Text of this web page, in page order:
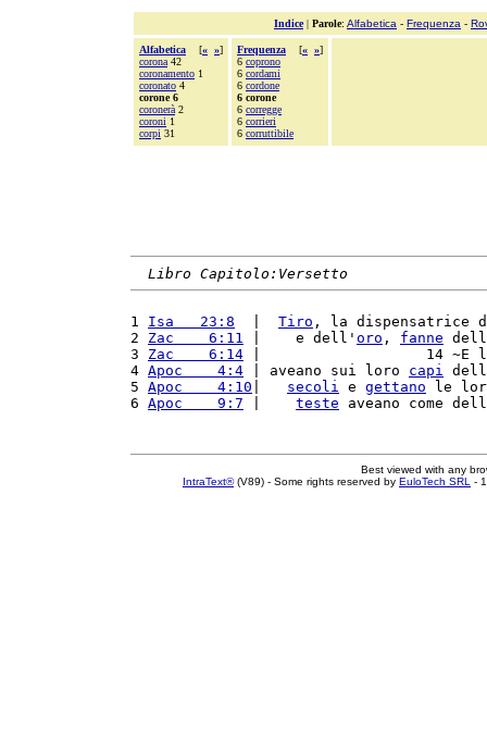
Indice| Parole: Alfabetica - Frequenza -
Alfabetica [« »]
corona 42
coronamento 1
coronato 4
corone 6
coronerà 2
coroni 1
corpi 31
Frequenza [« »]
6 coprono
6 cordami
6 cordone
6 corone
6 corregge
6 corrieri
6 corruttibile
Libro Capitolo:Versetto
1 Isa   23:8 Tiro , la dispensatrice
2 Zac    6:11 |    e dell' oro , fanne
3 Zac    6:14 |                   14 ~E
4 Apoc    4:4 | aveano sui loro capi
5 Apoc    4:10 secoli e gettano le
6 Apoc    9:7 teste aveano come
Best viewed with any
IntraText®(V89) - Some rights reserved by EuloTech SRL -